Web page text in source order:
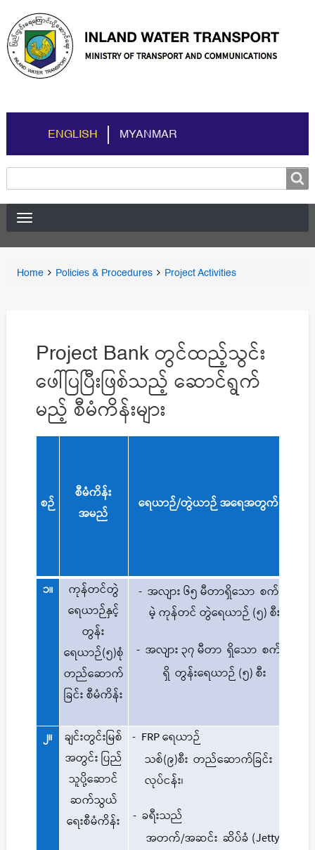
ENGLISH MYANMAR
Search
Breadcrumbs
You
Home Policies & Procedures Project Activities
Project Bank တွင်ထည့်သွင်း
ဖေါ်ပြပြီးဖြစ်သည့် ဆောင်ရွက်
မည့် စီမံကိန်းများ
စဉ်
စီမံကိန်း
အမည်
ရေယာဉ်/တွဲယာဉ် အရေအတွက်
၁။
ကုန်တင်တွဲ
ရေယာဉ်နှင့်
တွန်း
ရေယာဉ်(၅)စုံ
တည်ဆောက်
ခြင်း စီမံကိန်း
- အလျား၆၅မီတာရှိသော စက်
မဲ့ကုန်တင် တွဲရေယာဉ် (၅)စီး
- အလျား၃၇မီတာ ရှိသော စက်
ရှိ တွန်းရေယာဉ် (၅)စီး
၂။
ချင်းတွင်းမြစ်
အတွင်း ပြည်
သူပို့ဆောင်
ဆက်သွယ်
ရေးစီမံကိန်း
- FRPရေယာဉ်
သစ်(၉)စီး တည်ဆောက်ခြင်း
လုပ်ငန်း၊
- ခရီးသည်
အတက်/အဆင်း ဆိပ်ခံ (Jetty)၊